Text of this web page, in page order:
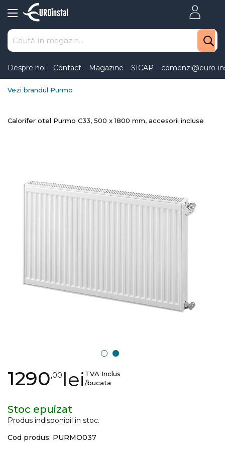
to
Content
Despre noi Contact Magazine SICAP comenzi@euro-
Vezi brandul Purmo
Calorifer otel Purmo C33, 500 x 1800 mm, accesorii incluse
Skip
beginning
of
images
1290,00 leiTVA Inclus
/bucata
Stoc epuizat
Produs indisponibil in stoc.
Cod produs: PURMO037